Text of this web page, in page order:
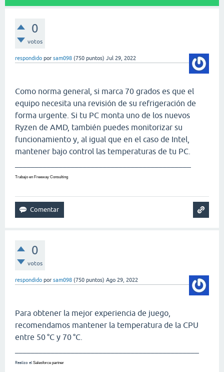
0
votos
respondido por sam098 (750 puntos) Jul 29, 2022
Como norma general, si marca 70 grados es que el
equipo necesita una revisión de su refrigeración de
forma urgente. Si tu PC monta uno de los nuevos
Ryzen de AMD, también puedes monitorizar su
funcionamiento y, al igual que en el caso de Intel,
mantener bajo control las temperaturas de tu PC.
Trabajo en Freeway Consulting
0
votos
respondido por sam098 (750 puntos) Ago 29, 2022
Para obtener la mejor experiencia de juego,
recomendamos mantener la temperatura de la CPU
entre 50 °C y 70 °C.
Realizo el Salesforce partner